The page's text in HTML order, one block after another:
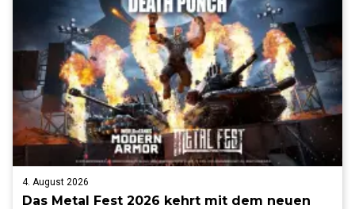
4. August 2026
Das Metal Fest 2026 kehrt mit dem neuen